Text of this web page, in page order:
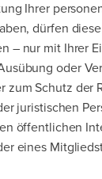
Ihrer
dürfen
– nur mit Ihrer
oder
zum Schutz der
juristischen
öffentlichen
eines